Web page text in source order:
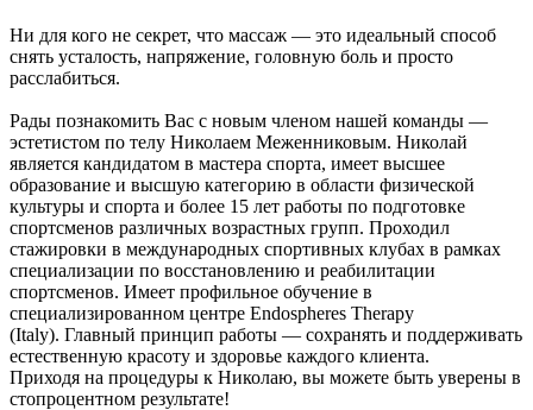
Ни для кого не секрет, что массаж — это идеальный способ
снять усталость, напряжение, головную боль и просто
расслабиться.
Рады познакомить Вас с новым членом нашей команды —
эстетистом по телу Николаем Меженниковым. Николай
является кандидатом в мастера спорта, имеет высшее
образование и высшую категорию в области физической
культуры и спорта и более 15 лет работы по подготовке
спортсменов различных возрастных групп. Проходил
стажировки в международных спортивных клубах в рамках
специализации по восстановлению и реабилитации
спортсменов. Имеет профильное обучение в
специализированном центре Endospheres Therapy
(Italy). Главный принцип работы — сохранять и поддерживать
естественную красоту и здоровье каждого клиента.
Приходя на процедуры к Николаю, вы можете быть уверены в
стопроцентном результате!